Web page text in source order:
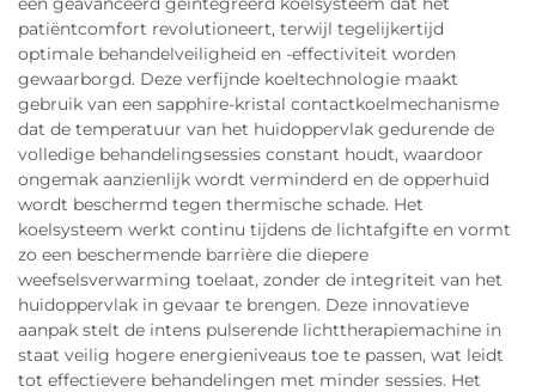
patiëntcomfort revolutioneert, terwijl tegelijkertijd
optimale behandelveiligheid en -effectiviteit worden
gewaarborgd. Deze verfijnde koeltechnologie maakt
gebruik van een sapphire-kristal contactkoelmechanisme
dat de temperatuur van het huidoppervlak gedurende de
volledige behandelingsessies constant houdt, waardoor
ongemak aanzienlijk wordt verminderd en de opperhuid
wordt beschermd tegen thermische schade. Het
koelsysteem werkt continu tijdens de lichtafgifte en vormt
zo een beschermende barrière die diepere
weefselsverwarming toelaat, zonder de integriteit van het
huidoppervlak in gevaar te brengen. Deze innovatieve
aanpak stelt de intens pulserende lichttherapiemachine in
staat veilig hogere energieniveaus toe te passen, wat leidt
tot effectievere behandelingen met minder sessies. Het